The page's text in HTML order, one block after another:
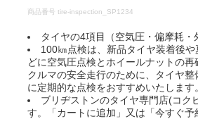
DETAILS
商品番号tire-inspection_SP1234
タイヤの4項目（空気圧・偏摩耗・
100㎞点検は、新品タイヤ装着後
どに空気圧点検とホイールナットの再
クルマの安全走行のために、タイヤ
に定期的な点検をおすすめいたします
ブリヂストンのタイヤ専門店(コク
す。「カートに追加」又は「今すぐ予